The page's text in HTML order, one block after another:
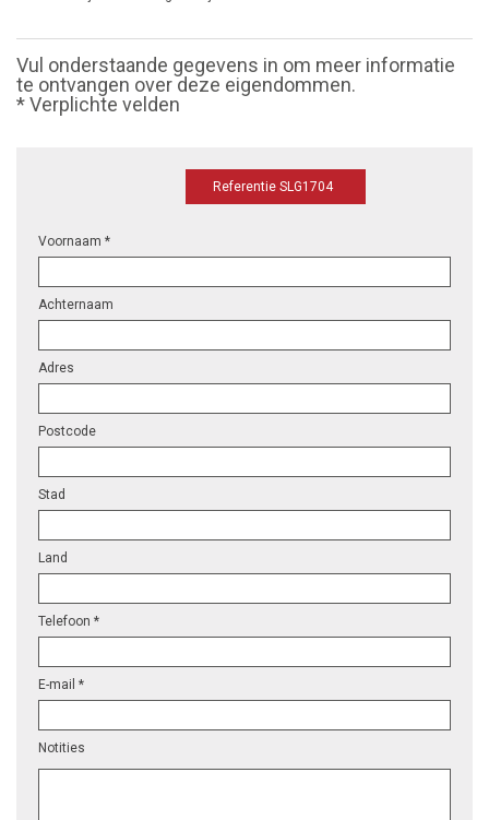
Vul onderstaande gegevens in om meer informatie
te ontvangen over deze eigendommen.
* Verplichte velden
Referentie SLG1704
Voornaam *
Achternaam
Adres
Postcode
Stad
Land
Telefoon *
E-mail *
Notities